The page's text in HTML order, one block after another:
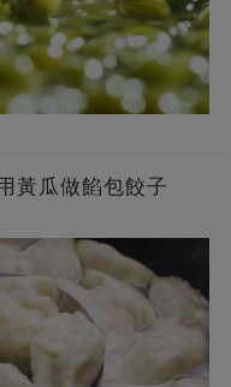
黃瓜做餡包餃子